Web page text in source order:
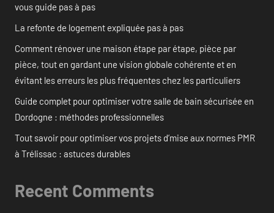
vous guide pas à pas
La refonte de logement expliquée pas à pas
Comment rénover une maison étape par étape, pièce par
pièce, tout en gardant une vision globale cohérente et en
évitant les erreurs les plus fréquentes chez les particuliers
Guide complet pour optimiser votre salle de bain sécurisée en
Dordogne : méthodes professionnelles
Tout savoir pour optimiser vos projets d’mise aux normes PMR
à Trélissac : astuces durables
Recent Comments